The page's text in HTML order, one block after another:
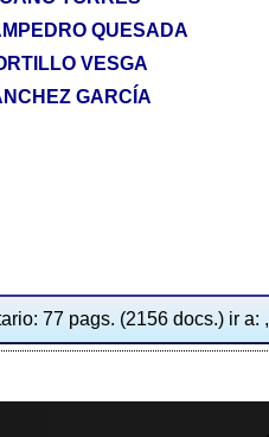
QUESADA
VESGA
GARCÍA
77 pags. (2156 docs.) ir a: ,